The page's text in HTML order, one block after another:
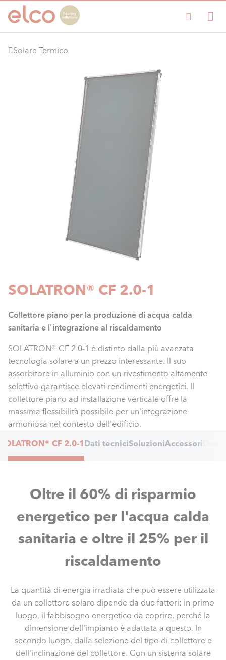
Solare Termico
SOLATRON® CF 2.0-1
Collettore piano per la produzione di acqua calda
sanitaria e l'integrazione al riscaldamento
SOLATRON® CF 2.0-1 è distinto dalla più avanzata
tecnologia solare a un prezzo interessante. Il suo
assorbitore in alluminio con un rivestimento altamente
selettivo garantisce elevati rendimenti energetici. Il
collettore piano ad installazione verticale offre la
massima flessibilità possibile per un'integrazione
armoniosa nel contesto dell'edificio.
Navigation
SOLATRON® CF 2.0-1 Dati tecniciSoluzioniAccessori
Oltre il 60% di risparmio
energetico per l'acqua calda
sanitaria e oltre il 25% per il
riscaldamento
La quantità di energia irradiata che può essere utilizzata
da un collettore solare dipende da due fattori: in primo
luogo, il fabbisogno energetico da coprire, perché la
dimensione dell'impianto è adattata a questo. In
secondo luogo, dalla selezione del tipo di collettore e
dell'inclinazione del collettore. Con un sistema solare